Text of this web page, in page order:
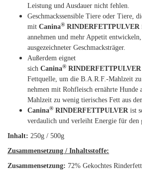
Leistung und Ausdauer nicht fehlen.
Geschmackssensible Tiere oder Tiere,
mit Canina® RINDERFETTPULVER
annehmen und mehr Appetit
ausgezeichneter Geschmacksträger.
Außerdem eignet
sich Canina® RINDERFETTPULVER
Fettquelle, um die B.A.R.F.-Mahlzeit
nehmen mit Rohfleisch ernährte Hunde
Mahlzeit zu wenig tierisches Fett aus
Canina® RINDERFETTPULVERist
verdaulich und verleiht Energie für den
Inhalt: 250g / 500g
Zusammensetzung / Inhaltsstoffe:
Zusammensetzung: 72% Gekochtes